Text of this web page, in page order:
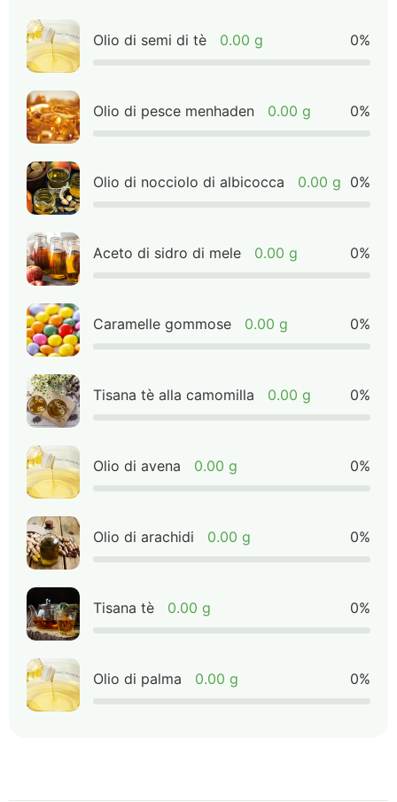
Olio di semi di tè 0.00 g 0%
Olio di pesce menhaden 0.00 g 0%
Olio di nocciolo di albicocca 0.00 g 0%
Aceto di sidro di mele 0.00 g 0%
Caramelle gommose 0.00 g 0%
Tisana tè alla camomilla 0.00 g 0%
Olio di avena 0.00 g 0%
Olio di arachidi 0.00 g 0%
Tisana tè 0.00 g 0%
Olio di palma 0.00 g 0%